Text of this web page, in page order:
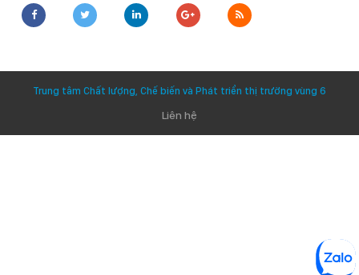
Trung tâm Chất lượng, Chế biến và Phát triển thị trường vùng 6
Liên hệ